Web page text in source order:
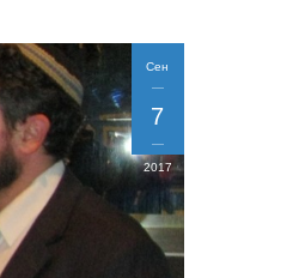
Сен
7
2017